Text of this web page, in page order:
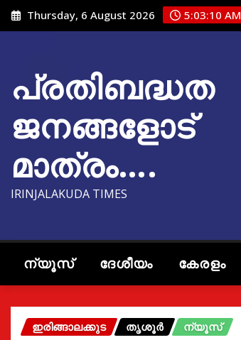
Skip
to
Thursday, 6 August 2026 5:03:11 AM
പ്രതിബദ്ധത
ജനങ്ങളോട്
മാത്രം….
IRINJALAKUDA TIMES
ന്യൂസ് ദേശീയം കേരളം
ഇരിങ്ങാലക്കുട തൃശൂർ ന്യൂസ്